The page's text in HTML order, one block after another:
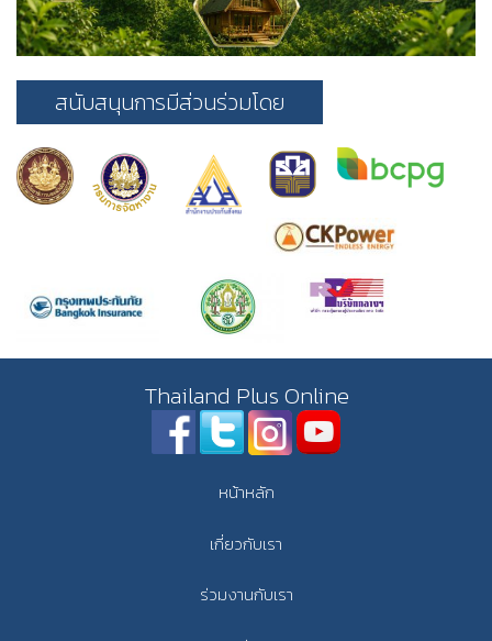
สนับสนุนการมีส่วนร่วมโดย
Thailand Plus Online
หน้าหลัก
เกี่ยวกับเรา
ร่วมงานกับเรา